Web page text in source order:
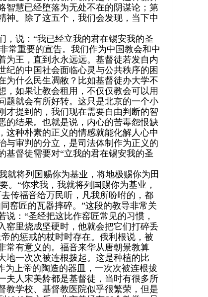
智慧已经堕落为无处不在的阴谋论；第
神。除了这五个，我们会发现，当下中
，说：“我已经立我的君在锡安我的圣
常重要的宣告。我们作为中国教会和中
为王，直到永永远远。基督徒若发自内
纪的中国社会面临心灵与公共秩序的困
为什么民生凋敝？比如基督徒办大学不
，如果让教会租用，不仅仅教会可以用
题就会有所好转。这只是北京的一个小
才提到的，我们现在需要自由判断的智
的结果。也就是说，内心的苦毒怨恨缺
这种朴素的正义的情感就能化解人心中
与审判的分立，是司法体制作为正义的
基督徒需要对“立我的君在锡安我的圣
就将列国赐你为基业，将地极赐你为田
“你求我，我就将列国赐你为基业，
传福音给万民听，凡我所吩咐的，都
窑匠的瓦器摔碎。”这段的教导非常关
：“圣经把这比作窑匠常见的习惯，
窑里烧成坚硬时，他就会把它们打碎丢
的惩戒的杖时时存在。俄利根说，被
常有意义的。福音来华从唐朝景教算
地一次次被连根拨起。这是种植的比
为上帝的陶造的器皿，一次次被连根拔
夫人宋美龄都是基督徒，当时有很多所
教学校、基督教医院似乎很繁荣，但是